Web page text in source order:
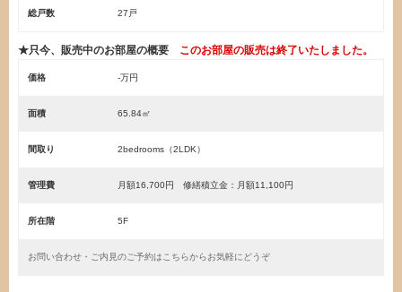
総戸数 27戸
★只今、販売中のお部屋の概要 このお部屋の販売は終了いたしました。
価格 -万円
面積 65.84㎡
間取り 2bedrooms（2LDK）
管理費 月額16,700円 修繕積立金：月額11,100円
所在階 5F
お問い合わせ・ご内見のご予約はこちらからお気軽にどうぞ